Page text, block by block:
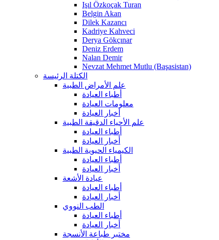
Işıl Özkoçak Turan
Belgin Akan
Dilek Kazancı
Kadriye Kahveci
Derya Gökçınar
Deniz Erdem
Nalan Demir
Nevzat Mehmet Mutlu (Başasistan)
الكتلة الرئيسة
علم الأمراض الطبية
أطباء العيادة
معلومات العيادة
أخبار العيادة
علم الأحياء الدقيقة الطبية
أطباء العيادة
أخبار العيادة
الكيمياء الحيوية الطبية
أطباء العيادة
أخبار العيادة
عيادة الأشعة
أطباء العيادة
أخبار العيادة
الطب النووي
أطباء العيادة
أخبار العيادة
مختبر طباعة الأنسجة